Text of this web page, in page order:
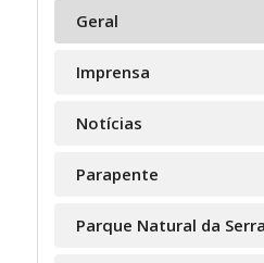
Geral
Imprensa
Notícias
Parapente
Parque Natural da